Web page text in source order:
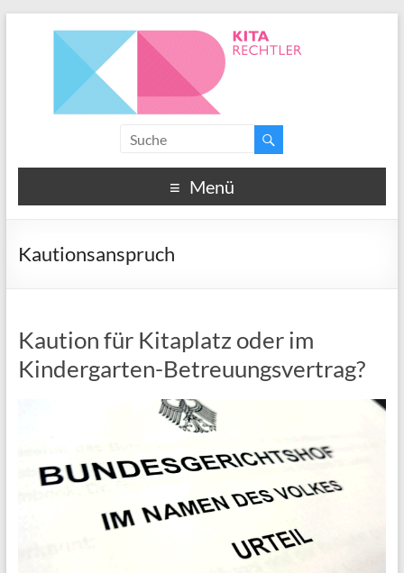
Menü
Kautionsanspruch
Kaution für Kitaplatz oder im
Kindergarten-Betreuungsvertrag?